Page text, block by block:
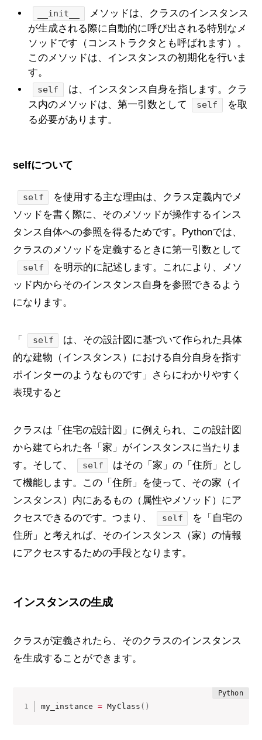
__init__
メソッドは、クラスのインスタンス
が生成される際に自動的に呼び出される特別なメ
ソッドです（コンストラクタとも呼ばれます）。
このメソッドは、インスタンスの初期化を行いま
す。
self
は、インスタンス自身を指します。クラ
ス内のメソッドは、第一引数として
self
を取
る必要があります。
selfについて
self
を使用する主な理由は、クラス定義内でメ
ソッドを書く際に、そのメソッドが操作するインス
タンス自体への参照を得るためです。Pythonでは、
クラスのメソッドを定義するときに第一引数として
self
を明示的に記述します。これにより、メソ
ッド内からそのインスタンス自身を参照できるよう
になります。
「 self
は、その設計図に基づいて作られた具体
的な建物（インスタンス）における自分自身を指す
ポインターのようなものです」さらにわかりやすく
表現すると
クラスは「住宅の設計図」に例えられ、この設計図
から建てられた各「家」がインスタンスに当たりま
す。そして、
self
はその「家」の「住所」とし
て機能します。この「住所」を使って、その家（イ
ンスタンス）内にあるもの（属性やメソッド）にア
クセスできるのです。つまり、
self
を「自宅の
住所」と考えれば、そのインスタンス（家）の情報
にアクセスするための手段となります。
インスタンスの生成
クラスが定義されたら、そのクラスのインスタンス
を生成することができます。
my_instance = MyClass ( )